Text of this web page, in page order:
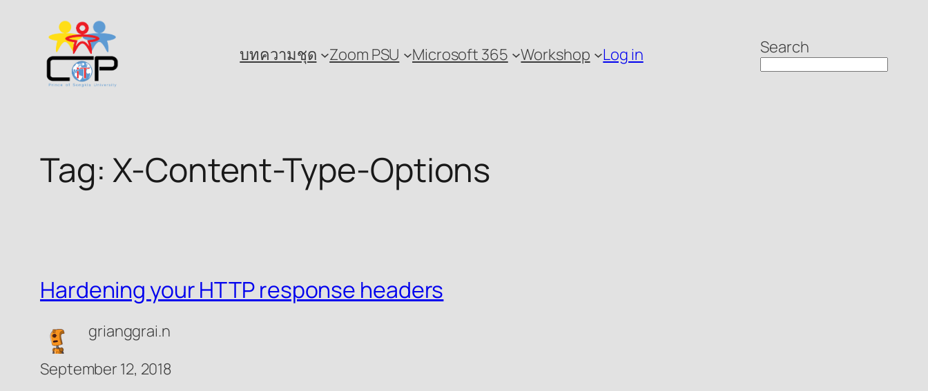
content
บทความชุด Zoom PSU Microsoft 365 Workshop Log in Search
Tag: X-Content-Type-Options
Hardening your HTTP response headers
grianggrai.n
September 12, 2018